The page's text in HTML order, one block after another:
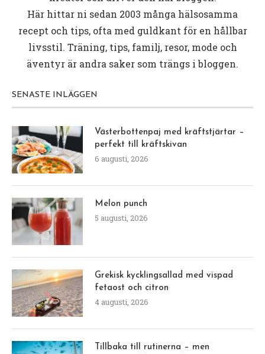
Här hittar ni sedan 2003 många hälsosamma
recept och tips, ofta med guldkant för en hållbar
livsstil. Träning, tips, familj, resor, mode och
äventyr är andra saker som trängs i bloggen.
SENASTE INLÄGGEN
Västerbottenpaj med kräftstjärtar –
perfekt till kräftskivan
6 augusti, 2026
Melon punch
5 augusti, 2026
Grekisk kycklingsallad med vispad
fetaost och citron
4 augusti, 2026
Tillbaka till rutinerna – men